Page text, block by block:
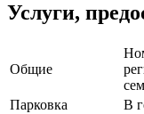
Услуги,
Общие
Парковка
В